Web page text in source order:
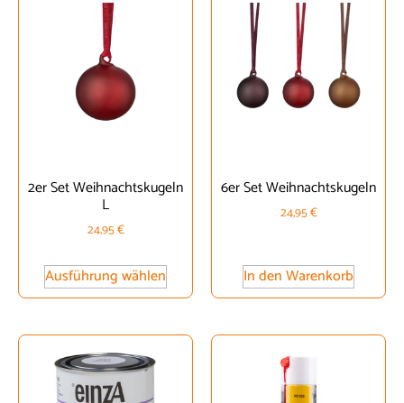
2er Set Weihnachtskugeln
L
24,95€
Ausführung wählen
6er Set Weihnachtskugeln
24,95€
In den Warenkorb